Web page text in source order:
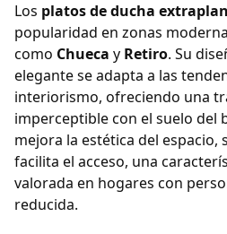
Los platos de ducha
popularidad en zonas
como Chueca y Retiro. Su
elegante se adapta a las
interiorismo, ofreciendo una
imperceptible con el suelo del
mejora la estética del espacio,
facilita el acceso, una
valorada en hogares con
reducida.